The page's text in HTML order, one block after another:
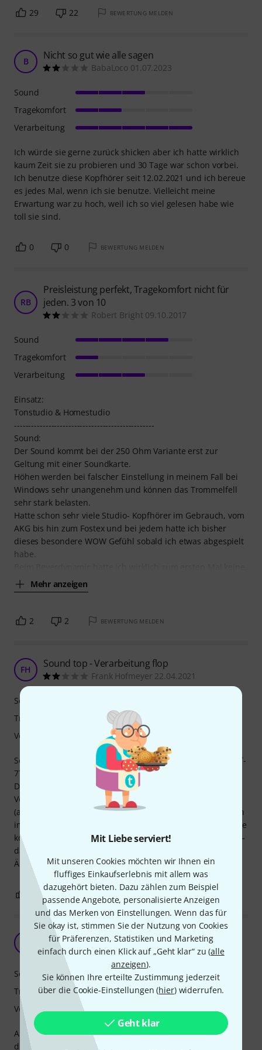
Mit Liebe serviert!
Mit unseren Cookies möchten wir Ihnen ein
fluffiges Einkaufserlebnis mit allem was
dazugehört bieten. Dazu zählen zum Beispiel
passende Angebote, personalisierte Anzeigen
und das Merken von Einstellungen. Wenn das für
Sie okay ist, stimmen Sie der Nutzung von Cookies
für Präferenzen, Statistiken und Marketing
einfach durch einen Klick auf „Geht klar“ zu (alle
anzeigen).
Sie können Ihre erteilte Zustimmung jederzeit
über die Cookie-Einstellungen (hier) widerrufen.
Geht klar
29 22 BEWERTUNG MELDEN
B Nicht so gut wie alle sagen
BabaLoco 01.07.2023
Ich würde sie gerne zurück shicken aber ich hatte wirklich
kaum Zeit sie zu probieren und 30 Tage war schon vorbei.
Ich benutze diese Kopfhörer seit 12.02.2021 und ich bereue
es jedes Mal, wenn ich sie benutze. Vielleicht meine
Erwartung war zu hoch, weil ich so viel gelesen habe wie
toll sie sind.
Sound
Tragekomfort
Verarbeitung
0 0 BEWERTUNG MELDEN
RB
Preisleistung perfekt, Tragekomfort nicht für
jeden. 3 von 10
Robert Bright 09.10.2017
Einsatz:
Tonstudio & Homestudio
-------------------------------------------------
Sound:
Der Sound kommt bei der 250 Ohm Variante erst zur
Geltung mit einer Soundkarte.
Höhen werden bei falscher Einstellung in meinem Fall bei
Windows sehr unangenehm und können das Trommelfell
sehr stark belasten.
Hatte schon sehr viele Studio- Kopfhörer im Gebrauch, vom
AKG bis hin zum Fostex und bei jedem hatte ich bisher
dieses besondere WOW Gefühl sobald ich etwas abgespielt
habe.
Mehr anzeigen
Sound
Tragekomfort
Verarbeitung
2 2 BEWERTUNG MELDEN
FH Sound top - Verarbeitung flop
Frank Hofmeyer 22.04.2021
Sowohl der Tragekomfort als auch die Klangqualität des DT-
770 sind für mein Empfinden sehr gut.
Demgegenüber steht jedoch ein offenkundiger
Verarbeitungsmangel. Nach geringer Nutzungsdauer
(ausschließlich im Studio zum Abhören) liegt nun ein Bruch
im leider nicht abnehmbaren Kabel vor. Laut Herstellerseite
kostet eine Reparatur des DT-770 pauschal 70 Euro brutto –
das erscheint mir für einen Kabeltausch deutlich zu teuer.
Ärgerlich.
Sound
Tragekomfort
Verarbeitung
1
Leider klanglich überbewertet
Omid-Paul Eftekhari 25.12.2024
Als Sprecher, der auch selbst viel Editing macht, kann ich
diese sehr stark färbenden/filternden Kopfhörer definitiv
Sound
Tragekomfort
Verarbeitung